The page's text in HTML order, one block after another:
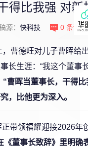
得比我强 对新
源： 快科技 0 条评论
曹德旺对儿子曹晖给
长生涯：“我这个董事
“曹晖当董事长，干得
，比他更为深入。
带领福耀迎接2026年
《董事长致辞》里明确